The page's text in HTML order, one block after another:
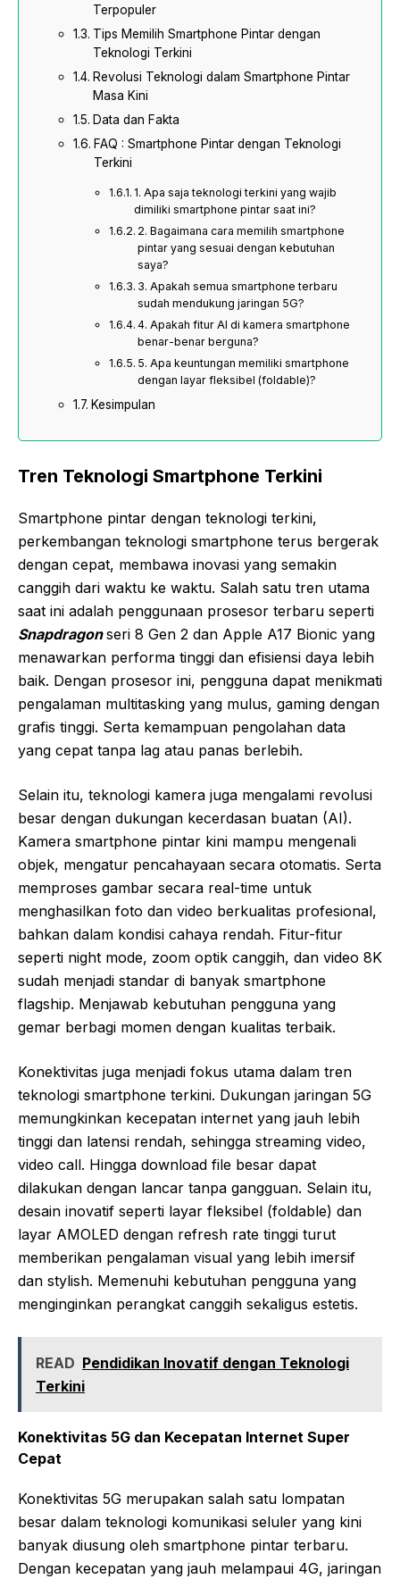
Terpopuler
Tips Memilih Smartphone Pintar dengan
Teknologi Terkini
Revolusi Teknologi dalam Smartphone Pintar
Masa Kini
Data dan Fakta
FAQ : Smartphone Pintar dengan Teknologi
Terkini
1. Apa saja teknologi terkini yang wajib
dimiliki smartphone pintar saat ini?
2. Bagaimana cara memilih smartphone
pintar yang sesuai dengan kebutuhan
saya?
3. Apakah semua smartphone terbaru
sudah mendukung jaringan 5G?
4. Apakah fitur AI di kamera smartphone
benar-benar berguna?
5. Apa keuntungan memiliki smartphone
dengan layar fleksibel (foldable)?
Kesimpulan
Tren Teknologi Smartphone Terkini
Smartphone pintar dengan teknologi terkini,
perkembangan teknologi smartphone terus bergerak
dengan cepat, membawa inovasi yang semakin
canggih dari waktu ke waktu. Salah satu tren utama
saat ini adalah penggunaan prosesor terbaru seperti
Snapdragon seri 8 Gen 2 dan Apple A17 Bionic yang
menawarkan performa tinggi dan efisiensi daya lebih
baik. Dengan prosesor ini, pengguna dapat menikmati
pengalaman multitasking yang mulus, gaming dengan
grafis tinggi. Serta kemampuan pengolahan data
yang cepat tanpa lag atau panas berlebih.
Selain itu, teknologi kamera juga mengalami revolusi
besar dengan dukungan kecerdasan buatan (AI).
Kamera smartphone pintar kini mampu mengenali
objek, mengatur pencahayaan secara otomatis. Serta
memproses gambar secara real-time untuk
menghasilkan foto dan video berkualitas profesional,
bahkan dalam kondisi cahaya rendah. Fitur-fitur
seperti night mode, zoom optik canggih, dan video 8K
sudah menjadi standar di banyak smartphone
flagship. Menjawab kebutuhan pengguna yang
gemar berbagi momen dengan kualitas terbaik.
Konektivitas juga menjadi fokus utama dalam tren
teknologi smartphone terkini. Dukungan jaringan 5G
memungkinkan kecepatan internet yang jauh lebih
tinggi dan latensi rendah, sehingga streaming video,
video call. Hingga download file besar dapat
dilakukan dengan lancar tanpa gangguan. Selain itu,
desain inovatif seperti layar fleksibel (foldable) dan
layar AMOLED dengan refresh rate tinggi turut
memberikan pengalaman visual yang lebih imersif
dan stylish. Memenuhi kebutuhan pengguna yang
menginginkan perangkat canggih sekaligus estetis.
READ Pendidikan Inovatif dengan Teknologi
Terkini
Konektivitas 5G dan Kecepatan Internet Super
Cepat
Konektivitas 5G merupakan salah satu lompatan
besar dalam teknologi komunikasi seluler yang kini
banyak diusung oleh smartphone pintar terbaru.
Dengan kecepatan yang jauh melampaui 4G, jaringan